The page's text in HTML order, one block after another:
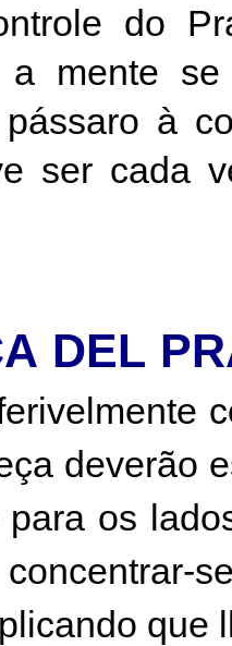
do
mente
à
ser cada
DEL
deverão
os
que